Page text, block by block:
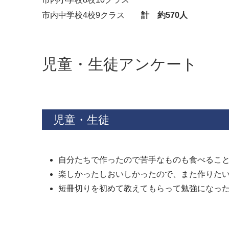
市内中学校4校9クラス 計 約570人
児童・生徒アンケート
児童・生徒
自分たちで作ったので苦手なものも食べること
楽しかったしおいしかったので、また作りたい
短冊切りを初めて教えてもらって勉強になった